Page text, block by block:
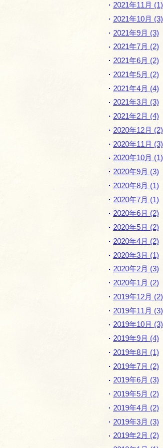
2021年11月 (1)
2021年10月 (3)
2021年9月 (3)
2021年7月 (2)
2021年6月 (2)
2021年5月 (2)
2021年4月 (4)
2021年3月 (3)
2021年2月 (4)
2020年12月 (2)
2020年11月 (3)
2020年10月 (1)
2020年9月 (3)
2020年8月 (1)
2020年7月 (1)
2020年6月 (2)
2020年5月 (2)
2020年4月 (2)
2020年3月 (1)
2020年2月 (3)
2020年1月 (2)
2019年12月 (2)
2019年11月 (3)
2019年10月 (3)
2019年9月 (4)
2019年8月 (1)
2019年7月 (2)
2019年6月 (3)
2019年5月 (2)
2019年4月 (2)
2019年3月 (3)
2019年2月 (2)